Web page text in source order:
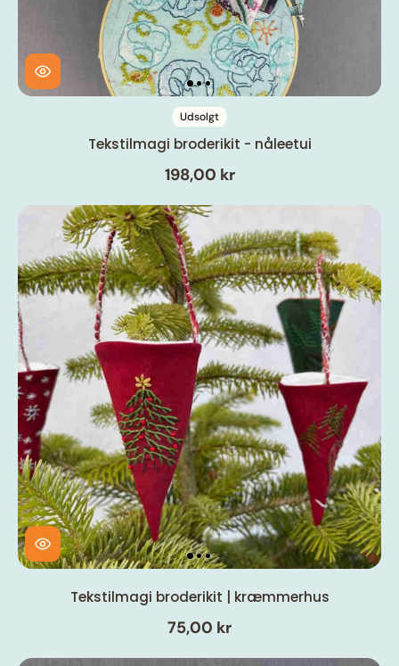
Udsolgt
Tekstilmagi broderikit - nåleetui
198,00 kr
Tekstilmagi broderikit | kræmmerhus
75,00 kr